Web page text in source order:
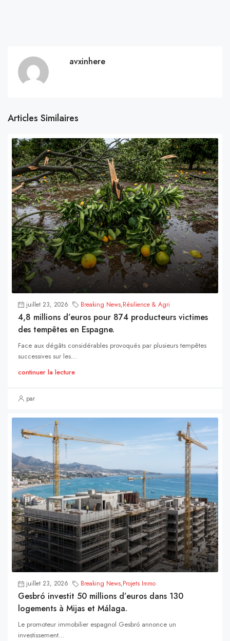
avxinhere
Articles Similaires
juillet 23, 2026 Breaking News,Résilience & Agri
4,8 millions d’euros pour 874 producteurs victimes
des tempêtes en Espagne.
Face aux dégâts considérables provoqués par plusieurs tempêtes
successives sur les...
continuer la lecture
par
juillet 23, 2026 Breaking News,Projets Immo
Gesbró investit 50 millions d’euros dans 130
logements à Mijas et Málaga.
Le promoteur immobilier espagnol Gesbró annonce un
investissement...